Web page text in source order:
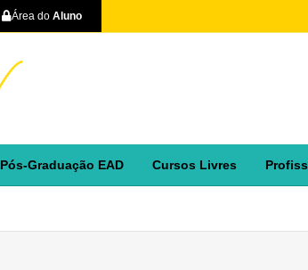
Área do Aluno
Pós-Graduação EAD Cursos Livres